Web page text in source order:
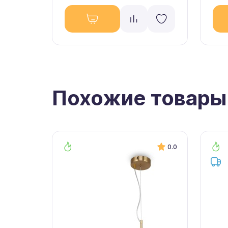
Похожие товары
0.0